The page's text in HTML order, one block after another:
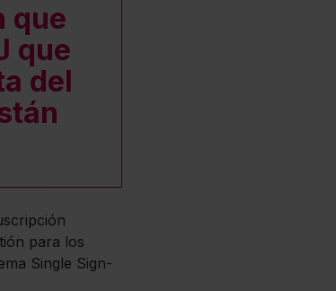
que
que
del
para los
Single Sign-